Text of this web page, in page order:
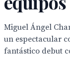
Miguel Ángel
un espectacular
fantástico debut